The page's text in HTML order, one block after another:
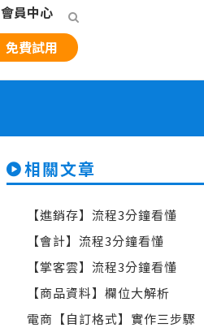
會員中心
免費試用
相關文章
【進銷存】流程3分鐘看懂
【會計】流程3分鐘看懂
【掌客雲】流程3分鐘看懂
【商品資料】欄位大解析
電商【自訂格式】實作三步驟